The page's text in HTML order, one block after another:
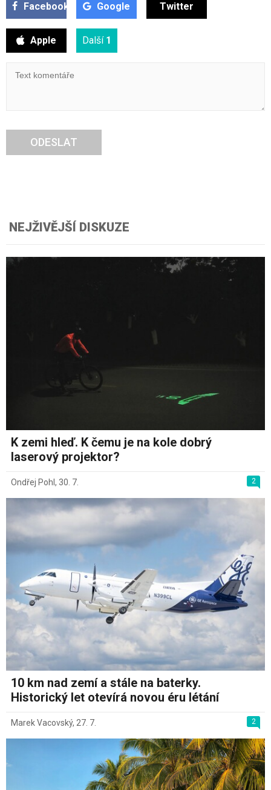
Facebook Google Twitter
Apple Další 1
ODESLAT
NEJŽIVĚJŠÍ DISKUZE
K zemi hleď. K čemu je na kole dobrý
laserový projektor?
2
Ondřej Pohl , 30. 7.
10 km nad zemí a stále na baterky.
Historický let otevírá novou éru létání
2
Marek Vacovský, 27. 7.